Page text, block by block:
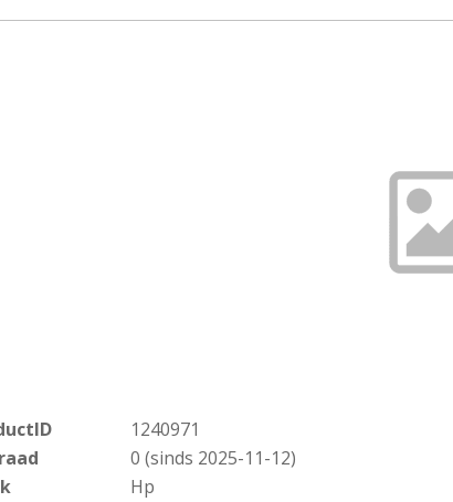
1240971
0 (sinds 2025-11-12)
Hp